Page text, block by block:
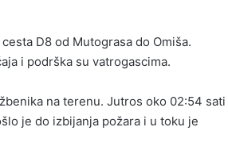
D8 od Mutograsa do Omiša.
i podrška su vatrogascima.
na terenu. Jutros oko 02:54 sati
je do izbijanja požara i u toku je